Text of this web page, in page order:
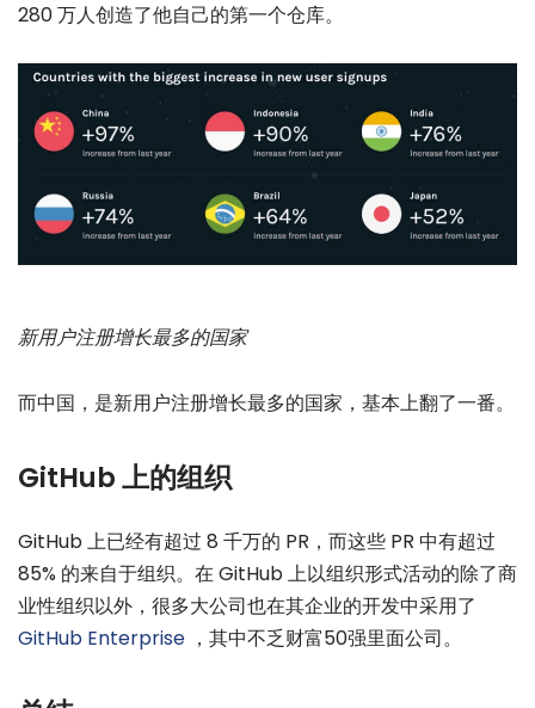
280 万人创造了他自己的第一个仓库。
新用户注册增长最多的国家
而中国，是新用户注册增长最多的国家，基本上翻了一番。
GitHub 上的组织
GitHub 上已经有超过 8 千万的 PR，而这些 PR 中有超过
85% 的来自于组织。在 GitHub 上以组织形式活动的除了商
业性组织以外，很多大公司也在其企业的开发中采用了
GitHub Enterprise ，其中不乏财富50强里面公司。